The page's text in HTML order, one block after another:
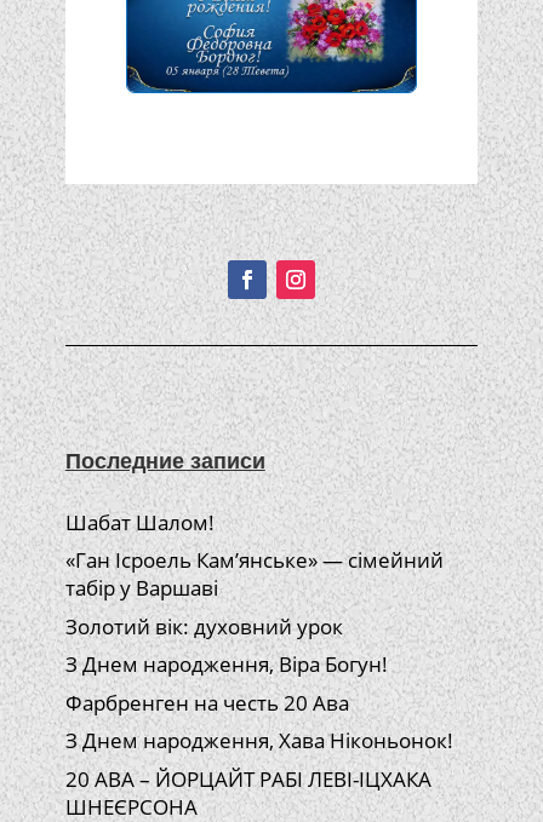
Подписывайтесь!
Последние записи
Шабат Шалом!
«Ган Ісроель Кам’янське» — сімейний
табір у Варшаві
Золотий вік: духовний урок
З Днем народження, Віра Богун!
Фарбренген на честь 20 Ава
З Днем народження, Хава Ніконьонок!
20 АВА – ЙОРЦАЙТ РАБІ ЛЕВІ-ІЦХАКА
ШНЕЄРСОНА